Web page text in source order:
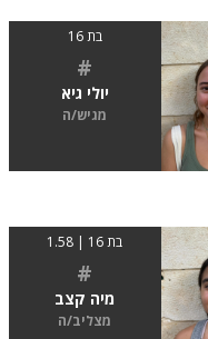
בת 16
#
יולי גיא
מגיש/ה
בת 16 | 1.58
#
מיה קצב
מצליב/ה